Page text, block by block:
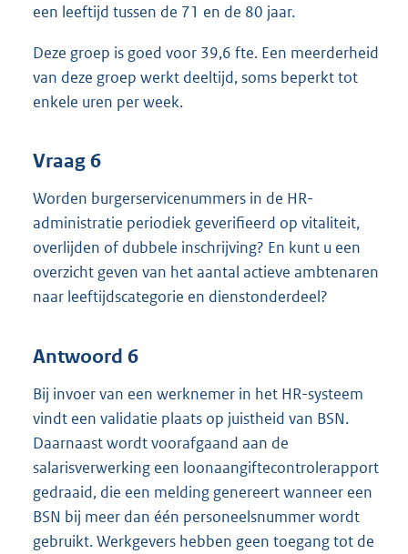
een leeftijd tussen de 71 en de 80 jaar.
Deze groep is goed voor 39,6 fte. Een meerderheid
van deze groep werkt deeltijd, soms beperkt tot
enkele uren per week.
Vraag 6
Worden burgerservicenummers in de HR-
administratie periodiek geverifieerd op vitaliteit,
overlijden of dubbele inschrijving? En kunt u een
overzicht geven van het aantal actieve ambtenaren
naar leeftijdscategorie en dienstonderdeel?
Antwoord 6
Bij invoer van een werknemer in het HR-systeem
vindt een validatie plaats op juistheid van BSN.
Daarnaast wordt voorafgaand aan de
salarisverwerking een loonaangiftecontrolerapport
gedraaid, die een melding genereert wanneer een
BSN bij meer dan één personeelsnummer wordt
gebruikt. Werkgevers hebben geen toegang tot de